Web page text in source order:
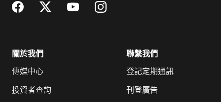
關於我們
傳媒中心
投資者查詢
聯繫我們
登記定期通訊
刊登廣告